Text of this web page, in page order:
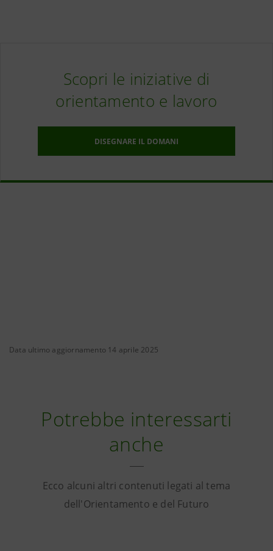
Scopri le iniziative di
orientamento e lavoro
DISEGNARE IL DOMANI
Data ultimo aggiornamento 14 aprile 2025
Potrebbe interessarti
anche
Ecco alcuni altri contenuti legati al tema
dell'Orientamento e del Futuro